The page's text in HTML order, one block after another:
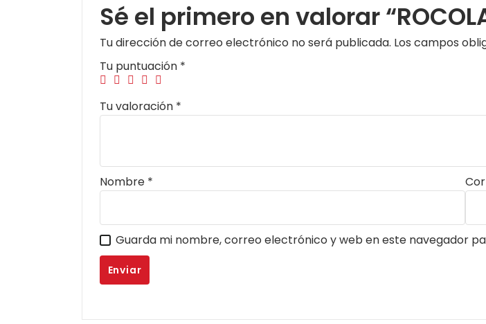
Sé el primero en valorar
Tu dirección de correo electrónico no será publicada. Los campos
Tu puntuación *
Tu valoración *
Nombre *
Guarda mi nombre, correo electrónico y web en este navegador